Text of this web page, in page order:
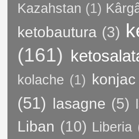
Kazahstan (1)
ketobautura (3)
(161)
kolache (1) konjac
(51) lasagne (5)
Liban (10) Liberia